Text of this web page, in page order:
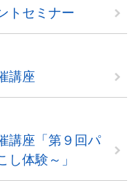
トセミナー
講座
講座「第９回パ
体験～」